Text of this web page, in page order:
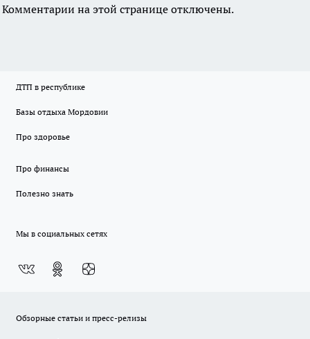
Комментарии на этой странице отключены.
ДТП в республике
Базы отдыха Мордовии
Про здоровье
Про финансы
Полезно знать
Мы в социальных сетях
Обзорные статьи и пресс-релизы